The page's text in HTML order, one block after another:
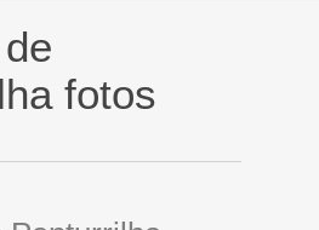
fotos